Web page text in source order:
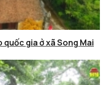
quốc gia ở xã Song Mai